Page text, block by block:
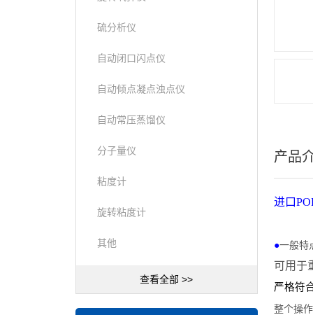
硫分析仪
自动闭口闪点仪
自动倾点凝点浊点仪
自动常压蒸馏仪
分子量仪
粘度计
旋转粘度计
其他
查看全部 >>
产品
进口
●一般特
可用于
严格符
整个操